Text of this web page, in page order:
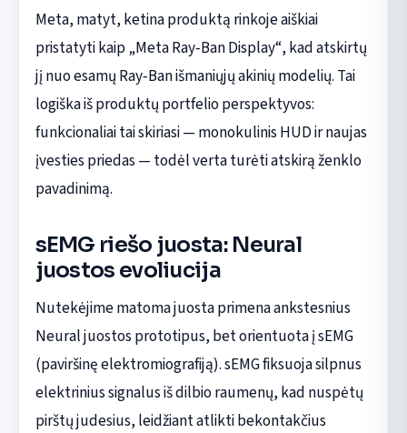
Meta, matyt, ketina produktą rinkoje aiškiai
pristatyti kaip „Meta Ray‑Ban Display“, kad atskirtų
jį nuo esamų Ray‑Ban išmaniųjų akinių modelių. Tai
logiška iš produktų portfelio perspektyvos:
funkcionaliai tai skiriasi — monokulinis HUD ir naujas
įvesties priedas — todėl verta turėti atskirą ženklo
pavadinimą.
sEMG riešo juosta: Neural
juostos evoliucija
Nutekėjime matoma juosta primena ankstesnius
Neural juostos prototipus, bet orientuota į sEMG
(paviršinę elektromiografiją). sEMG fiksuoja silpnus
elektrinius signalus iš dilbio raumenų, kad nuspėtų
pirštų judesius, leidžiant atlikti bekontakčius